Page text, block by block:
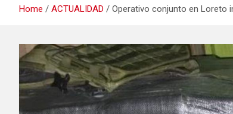
Home ACTUALIDAD Operativo conjunto en Loreto